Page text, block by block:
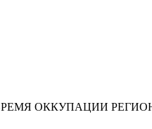
ОККУПАЦИИ